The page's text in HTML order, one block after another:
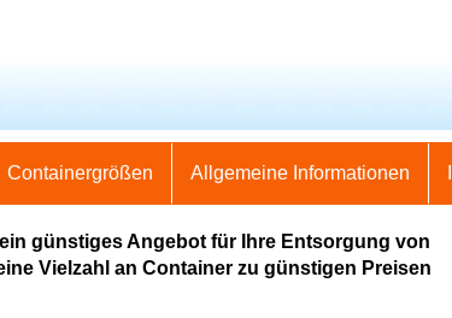
Containergrößen Allgemeine Informationen
günstiges Angebot für Ihre Entsorgung von
Vielzahl an Container zu günstigen Preisen